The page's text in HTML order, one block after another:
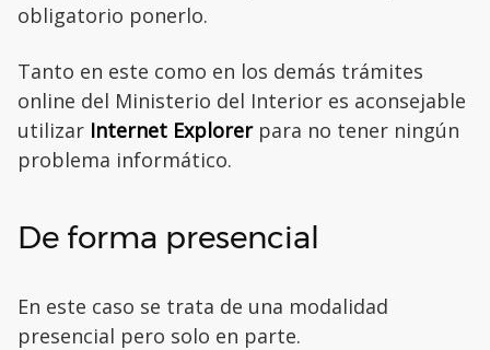
obligatorio ponerlo.
Tanto en este como en los demás trámites
online del Ministerio del Interior es aconsejable
utilizar Internet Explorerpara no tener ningún
problema informático.
De forma presencial
En este caso se trata de una modalidad
presencial pero solo en parte.